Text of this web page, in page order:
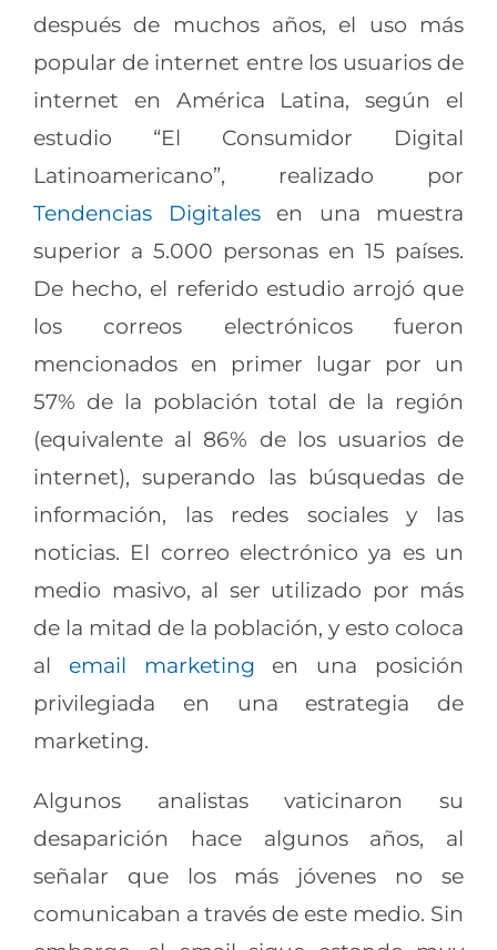
después de muchos años, el uso más
popular de internet entre los usuarios de
internet en América Latina, según el
estudio “El Consumidor Digital
Latinoamericano”, realizado por
Tendencias Digitalesen una muestra
superior a 5.000 personas en 15 países.
De hecho, el referido estudio arrojó que
los correos electrónicos fueron
mencionados en primer lugar por un
57% de la población total de la región
(equivalente al 86% de los usuarios de
internet), superando las búsquedas de
información, las redes sociales y las
noticias. El correo electrónico ya es un
medio masivo, al ser utilizado por más
de la mitad de la población, y esto coloca
al email marketing en una posición
privilegiada en una estrategia de
marketing.
Algunos analistas vaticinaron su
desaparición hace algunos años, al
señalar que los más jóvenes no se
comunicaban a través de este medio. Sin